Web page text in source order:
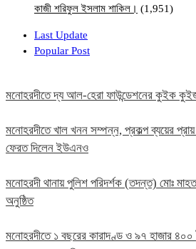
কাজী শরিফুল ইসলাম শাকিল। (1,951)
Last Update
Popular Post
মনোহরদীতে দ্য আল-হেরা ফাউন্ডেশনের কুইক কুইজ
মনোহরদীতে খাল খনন সম্পন্ন, প্রকল্প ব্যয়ের প্রায়
ফেরত দিলেন ইউএনও
মনোহরদী থানায় পুলিশ পরিদর্শক (তদন্ত) মোঃ
অনুষ্ঠিত
মনোহরদীতে ১ বছরের কারাদণ্ড ও ৯৭ হাজার ৪০০